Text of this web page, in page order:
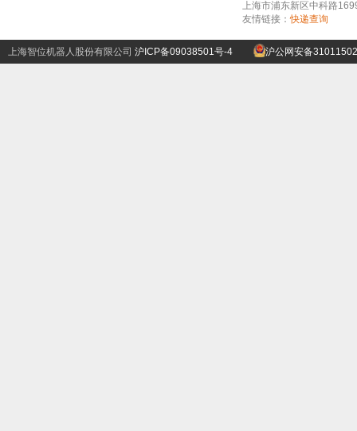
上海市浦东新区中科路
友情链接：快递查询
上海智位机器人股份有限公司 沪ICP备09038501号-4 沪公网安备